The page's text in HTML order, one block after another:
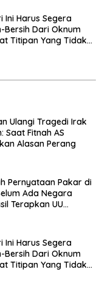
Ini Harus Segera
Bersih Dari Oknum
Titipan Yang Tidak
Ulangi Tragedi Irak
Saat Fitnah AS
Alasan Perang
Pernyataan Pakar di
Ada Negara
Terapkan UU
Ini Harus Segera
Bersih Dari Oknum
Titipan Yang Tidak